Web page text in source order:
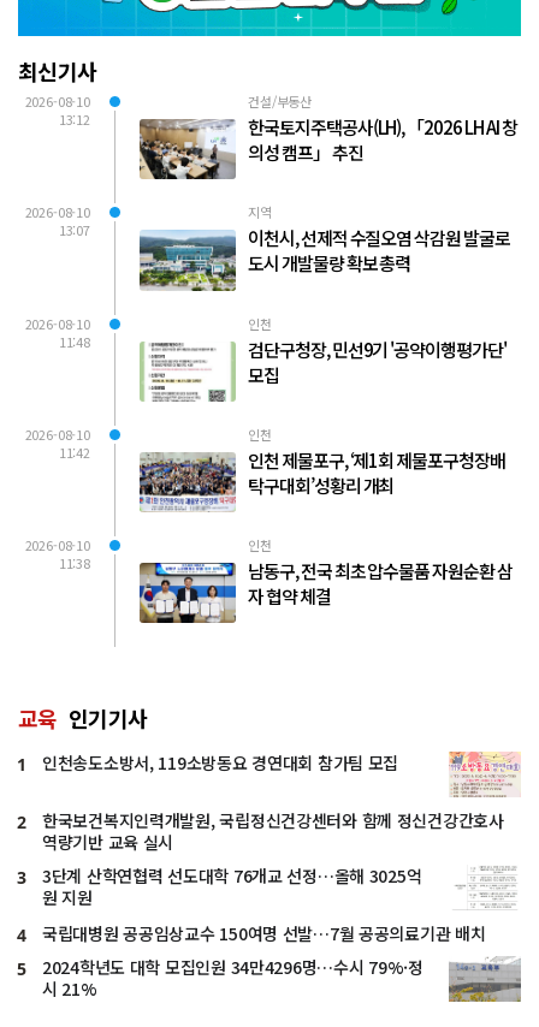
최신기사
2026-08-10
13:12
건설/부동산
한국토지주택공사(LH), 「2026 LH AI 창
의성 캠프」 추진
2026-08-10
13:07
지역
이천시, 선제적 수질오염 삭감원 발굴로
도시 개발물량 확보 총력
2026-08-10
11:48
인천
검단구청장, 민선9기 '공약이행평가단'
모집
2026-08-10
11:42
인천
인천 제물포구, ‘제1회 제물포구청장배
탁구대회’성황리 개최
2026-08-10
11:38
인천
남동구, 전국 최초 압수물품 자원순환 삼
자 협약 체결
교육 인기기사
1 인천송도소방서, 119소방동요 경연대회 참가팀 모집
2
한국보건복지인력개발원, 국립정신건강센터와 함께 정신건강간호사
역량기반 교육 실시
3
3단계 산학연협력 선도대학 76개교 선정…올해 3025억
원 지원
4 국립대병원 공공임상교수 150여명 선발…7월 공공의료기관 배치
5
2024학년도 대학 모집인원 34만4296명…수시 79%·정
시 21%